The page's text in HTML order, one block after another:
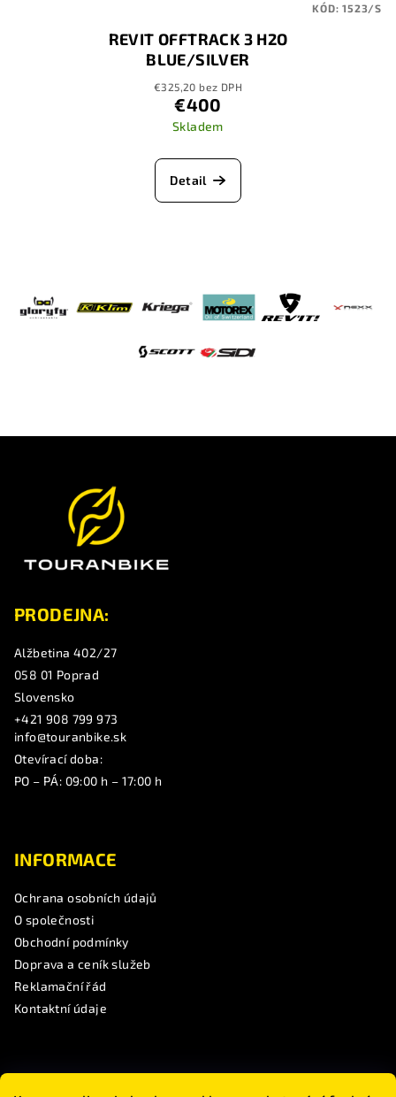
REVIT OFFTRACK 3 H2O
BLUE/SILVER
€325,20 bez DPH
€400
Skladem
Detail
KÓD:1523/S
PRODEJNA:
Alžbetina 402/27
058 01 Poprad
Slovensko
+421 908 799 973
info@touranbike.sk
Otevírací doba:
PO – PÁ: 09:00 h – 17:00 h
INFORMACE
Ochrana osobních údajů
O společnosti
Obchodní podmínky
Doprava a ceník služeb
Reklamační řád
Kontaktní údaje